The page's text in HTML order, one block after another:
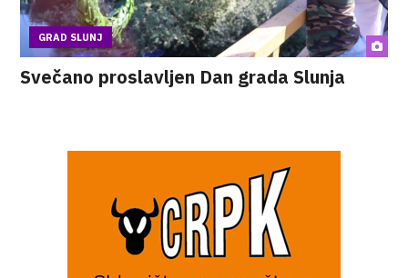
GRAD SLUNJ
Svečano proslavljen Dan grada Slunja